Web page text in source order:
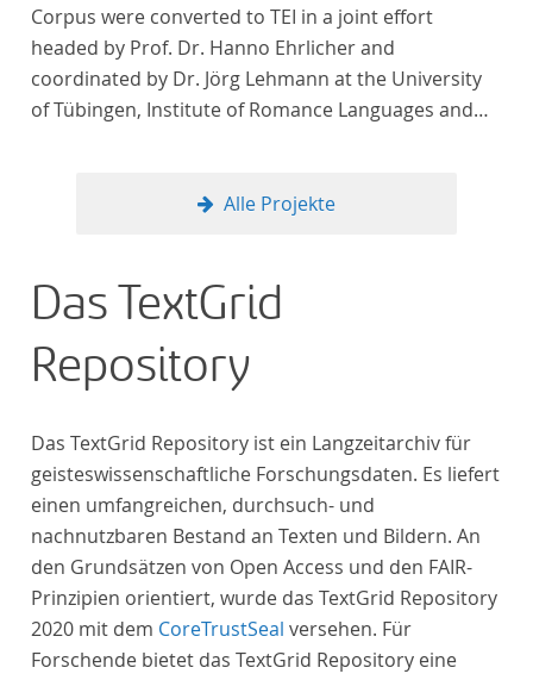
Corpus were converted to TEI in a joint effort
headed by Prof. Dr. Hanno Ehrlicher and
coordinated by Dr. Jörg Lehmann at the University
of Tübingen, Institute of Romance Languages and
Institute of Romance Studies.
Alle Projekte
Das TextGrid
Repository
Das TextGrid Repository ist ein Langzeitarchiv für
geisteswissenschaftliche Forschungsdaten. Es liefert
einen umfangreichen, durchsuch- und
nachnutzbaren Bestand an Texten und Bildern. An
den Grundsätzen von Open Access und den FAIR-
Prinzipien orientiert, wurde das TextGrid Repository
2020 mit dem CoreTrustSeal versehen. Für
Forschende bietet das TextGrid Repository eine